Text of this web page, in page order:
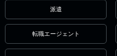
派遣
転職エージェント